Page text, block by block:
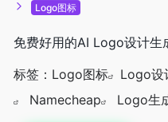
Logo图标
免费好用的AI Logo设计生
标签： Logo图标 Logo设
Namecheap
Logo生